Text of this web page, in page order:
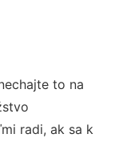
to na
radi, ak sa k